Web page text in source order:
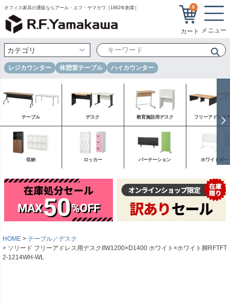
オフィス家具の通販ならアール・エフ・ヤマカワ［1962年創業］ 0
レジカウンター 休憩室テーブル ハイカウンター
テーブル デスク 教育施設用デスク フリーアドレス
収納 ロッカー パーテーション ホワイトボー
HOME
テーブル／デスク
ソリード フリーアドレス用デスクIIW1200×D1400 ホワイト×ホワイト脚RFTFT
2-1214WH-WL